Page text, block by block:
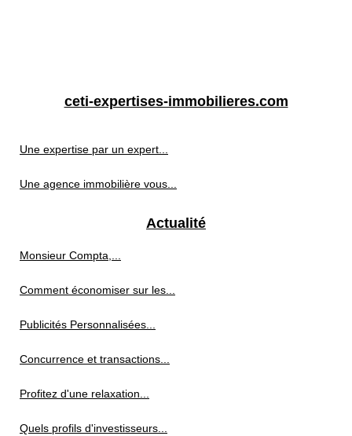
ceti-expertises-immobilieres.com
Une expertise par un expert...
Une agence immobilière vous...
Actualité
Monsieur Compta,...
Comment économiser sur les...
Publicités Personnalisées...
Concurrence et transactions...
Profitez d'une relaxation...
Quels profils d'investisseurs...